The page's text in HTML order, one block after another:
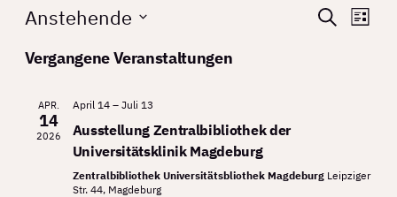
Suche
Liste
Anstehende
wählen.
Vergangene Veranstaltungen
APR.
14
2026
April 14– Juli 13
Ausstellung Zentralbibliothek der
Universitätsklinik Magdeburg
Zentralbibliothek Universitätsbliothek Magdeburg Leipziger
Str. 44, Magdeburg